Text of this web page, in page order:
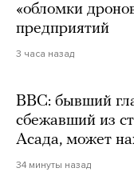
«обломки
предприятий
3 часа назад
BBC: бывший
сбежавший из
Асада, может
34 минуты назад